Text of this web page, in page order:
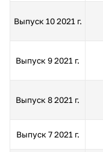
Выпуск 10 2021 г.
Выпуск 9 2021 г.
Выпуск 8 2021 г.
Выпуск 7 2021 г.